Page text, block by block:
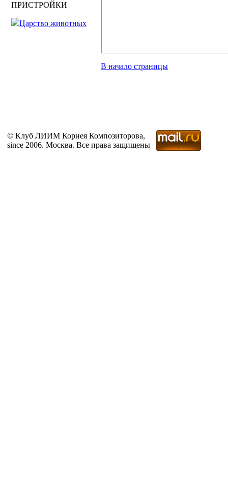
ПРИСТРОЙКИ
Царство животных
В начало страницы
© Клуб ЛИИМ Корнея Композиторова,
since 2006. Москва. Все права защищены